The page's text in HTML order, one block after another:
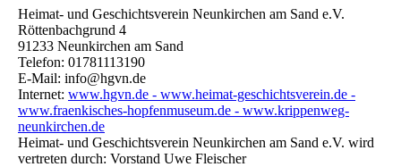
Heimat- und Geschichtsverein Neunkirchen am Sand e.V.
Röttenbachgrund 4
91233 Neunkirchen am Sand
Telefon: 01781113190
E-Mail: info@hgvn.de
Internet: www.hgvn.de - www.heimat-geschichtsverein.de -
www.fraenkisches-hopfenmuseum.de - www.krippenweg-
neunkirchen.de
Heimat- und Geschichtsverein Neunkirchen am Sand e.V. wird
vertreten durch: Vorstand Uwe Fleischer